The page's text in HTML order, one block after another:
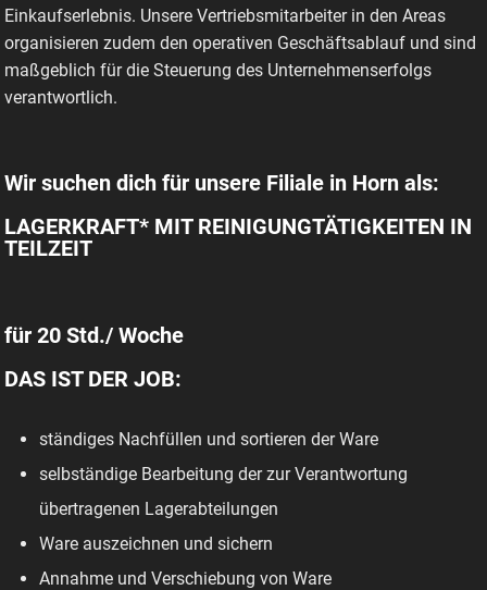
Einkaufserlebnis. Unsere Vertriebsmitarbeiter in den Areas
organisieren zudem den operativen Geschäftsablauf und sind
maßgeblich für die Steuerung des Unternehmenserfolgs
verantwortlich.
Wir suchen dich für unsere Filiale in Horn als:
LAGERKRAFT* MIT REINIGUNGTÄTIGKEITEN IN
TEILZEIT
für 20 Std./ Woche
DAS IST DER JOB:
ständiges Nachfüllen und sortieren der Ware
selbständige Bearbeitung der zur Verantwortung
übertragenen Lagerabteilungen
Ware auszeichnen und sichern
Annahme und Verschiebung von Ware